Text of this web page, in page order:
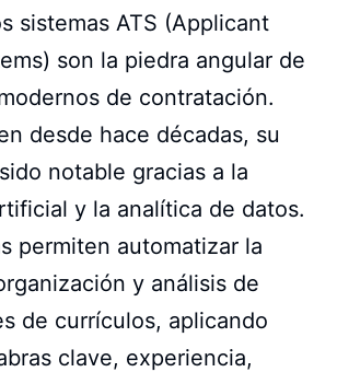
sistemas ATS (Applicant
son la piedra angular de
de contratación.
desde hace décadas, su
notable gracias a la
y la analítica de datos.
permiten automatizar la
y análisis de
de currículos, aplicando
clave, experiencia,